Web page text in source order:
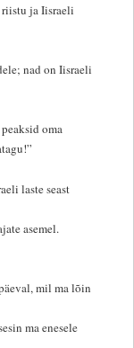
ja Iisraeli
nad on Iisraeli
oma
laste seast
asemel.
mil ma lõin
ma enesele